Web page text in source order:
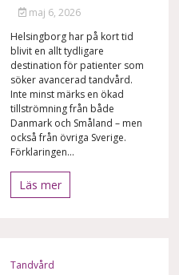
maj 6, 2026
Helsingborg har på kort tid
blivit en allt tydligare
destination för patienter som
söker avancerad tandvård.
Inte minst märks en ökad
tillströmning från både
Danmark och Småland – men
också från övriga Sverige.
Förklaringen...
Läs mer
Tandvård